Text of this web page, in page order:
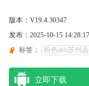
版本：V19.4.30347
发布：2025-10-15 14:28:17
标签：
粉色abb苏州
立即下载